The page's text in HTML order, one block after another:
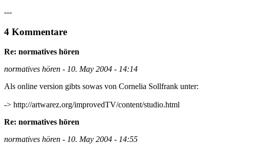
---
4 Kommentare
Re: normatives hören
normatives hören - 10. May 2004 - 14:14
Als online version gibts sowas von Cornelia Sollfrank unter:
-> http://artwarez.org/improvedTV/content/studio.html
Re: normatives hören
normatives hören - 10. May 2004 - 14:55